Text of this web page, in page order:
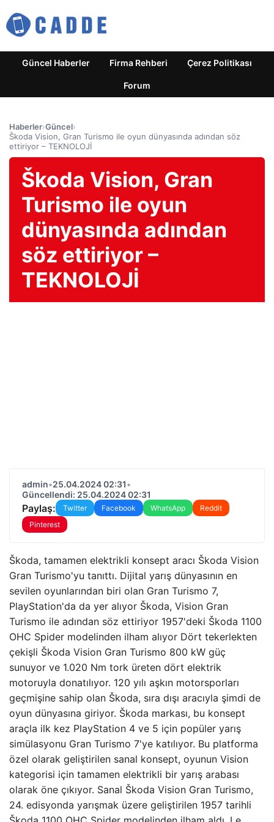
Güncel Haberler Firma Rehberi Çerez Politikası
Forum
Haberler›Güncel›
Škoda Vision, Gran Turismo ile oyun dünyasında adından söz
ettiriyor – TEKNOLOJİ
Škoda Vision, Gran
Turismo ile oyun
dünyasında adından
söz ettiriyor –
TEKNOLOJİ
admin•25.04.2024 02:31•
Güncellendi: 25.04.2024 02:31
Paylaş: Twitter Facebook WhatsApp
Reddit
Pinterest
Škoda, tamamen elektrikli konsept aracı Škoda Vision
Gran Turismo'yu tanıttı. Dijital yarış dünyasının en
sevilen oyunlarından biri olan Gran Turismo 7,
PlayStation'da da yer alıyor Škoda, Vision Gran
Turismo ile adından söz ettiriyor 1957'deki Škoda 1100
OHC Spider modelinden ilham alıyor Dört tekerlekten
çekişli Škoda Vision Gran Turismo 800 kW güç
sunuyor ve 1.020 Nm tork üreten dört elektrik
motoruyla donatılıyor. 120 yılı aşkın motorsporları
geçmişine sahip olan Škoda, sıra dışı aracıyla şimdi de
oyun dünyasına giriyor. Škoda markası, bu konsept
araçla ilk kez PlayStation 4 ve 5 için popüler yarış
simülasyonu Gran Turismo 7'ye katılıyor. Bu platforma
özel olarak geliştirilen sanal konsept, oyunun Vision
kategorisi için tamamen elektrikli bir yarış arabası
olarak öne çıkıyor. Sanal Škoda Vision Gran Turismo,
24. edisyonda yarışmak üzere geliştirilen 1957 tarihli